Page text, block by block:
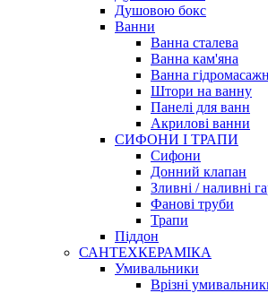
Душовою бокс
Ванни
Ванна сталева
Ванна кам'яна
Ванна
Штори на ванну
Панелі для ванн
Акрилові ванни
СИФОНИ І ТРАПИ
Сифони
Донний клапан
Зливні / наливні
Фанові труби
Трапи
Піддон
САНТЕХКЕРАМІКА
Умивальники
Врізні